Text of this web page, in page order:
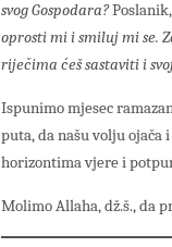
svog Gospodara?
oprosti mi i smiluj mi se.
riječima ćeš sastaviti i
Ispunimo mjesec
puta, da našu volju ojača
horizontima vjere i
Molimo Allaha, dž.š., da